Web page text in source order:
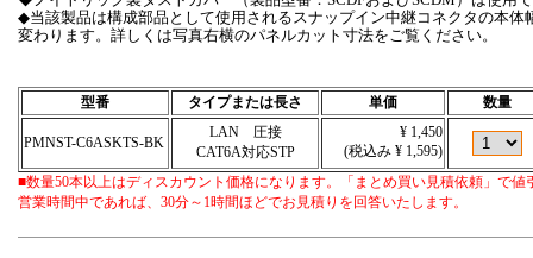
◆当該製品は構成部品として使用されるスナップイン中継コネクタの本
変わります。詳しくは写真右横のパネルカット寸法をご覧ください。
型番 タイプまたは長さ 単価 数量
PMNST-C6ASKTS-BK
LAN 圧接
CAT6A対応STP
¥ 1,450
(税込み ¥ 1,595)
■数量50本以上はディスカウント価格になります。「まとめ買い見積依頼」で値
営業時間中であれば、30分～1時間ほどでお見積りを回答いたします。